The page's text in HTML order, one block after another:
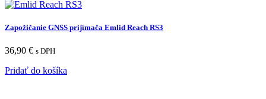
Zapožičanie GNSS prijímača Emlid Reach RS3
36,90 € s DPH
Pridať do košíka